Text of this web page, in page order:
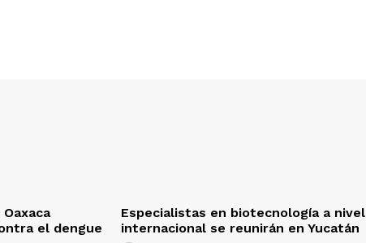
el dengue
Especialistas en biotecnología a nivel
internacional se reunirán en Yucatán